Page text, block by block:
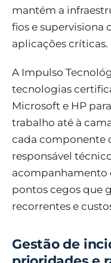
mantém a
fios e supervisiona
aplicações críticas.
A Impulso
tecnologias
Microsoft e HP
trabalho até à
cada componente
responsável
acompanhamento
pontos cegos que
recorrentes e
Gestão de